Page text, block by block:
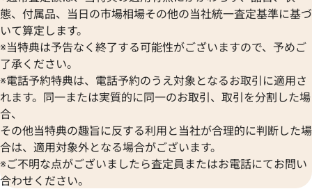
態、付属品、当日の市場相場その他の当社統一査定基準に基づ
いて算定します。
※当特典は予告なく終了する可能性がございますので、予めご
了承ください。
※電話予約特典は、電話予約のうえ対象となるお取引に適用さ
れます。同一または実質的に同一のお取引、取引を分割した場
合、
その他当特典の趣旨に反する利用と当社が合理的に判断した場
合は、適用対象外となる場合がございます。
※ご不明な点がございましたら査定員またはお電話にてお問い
合わせください。